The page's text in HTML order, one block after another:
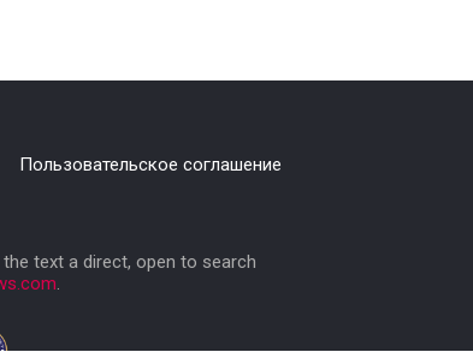
Пользовательское соглашение
text a direct, open to search
.